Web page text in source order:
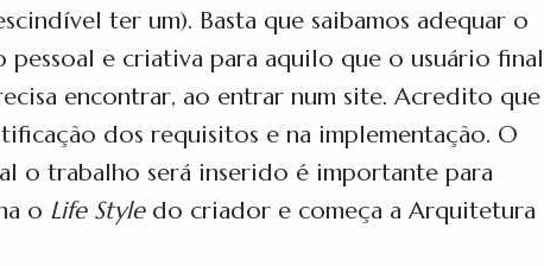
ter um). Basta que saibamos adequar o
pessoal e criativa para aquilo que o usuário final
encontrar, ao entrar num site. Acredito que
dos requisitos e na implementação. O
o trabalho será inserido é importante para
o Life Styledo criador e começa a Arquitetura